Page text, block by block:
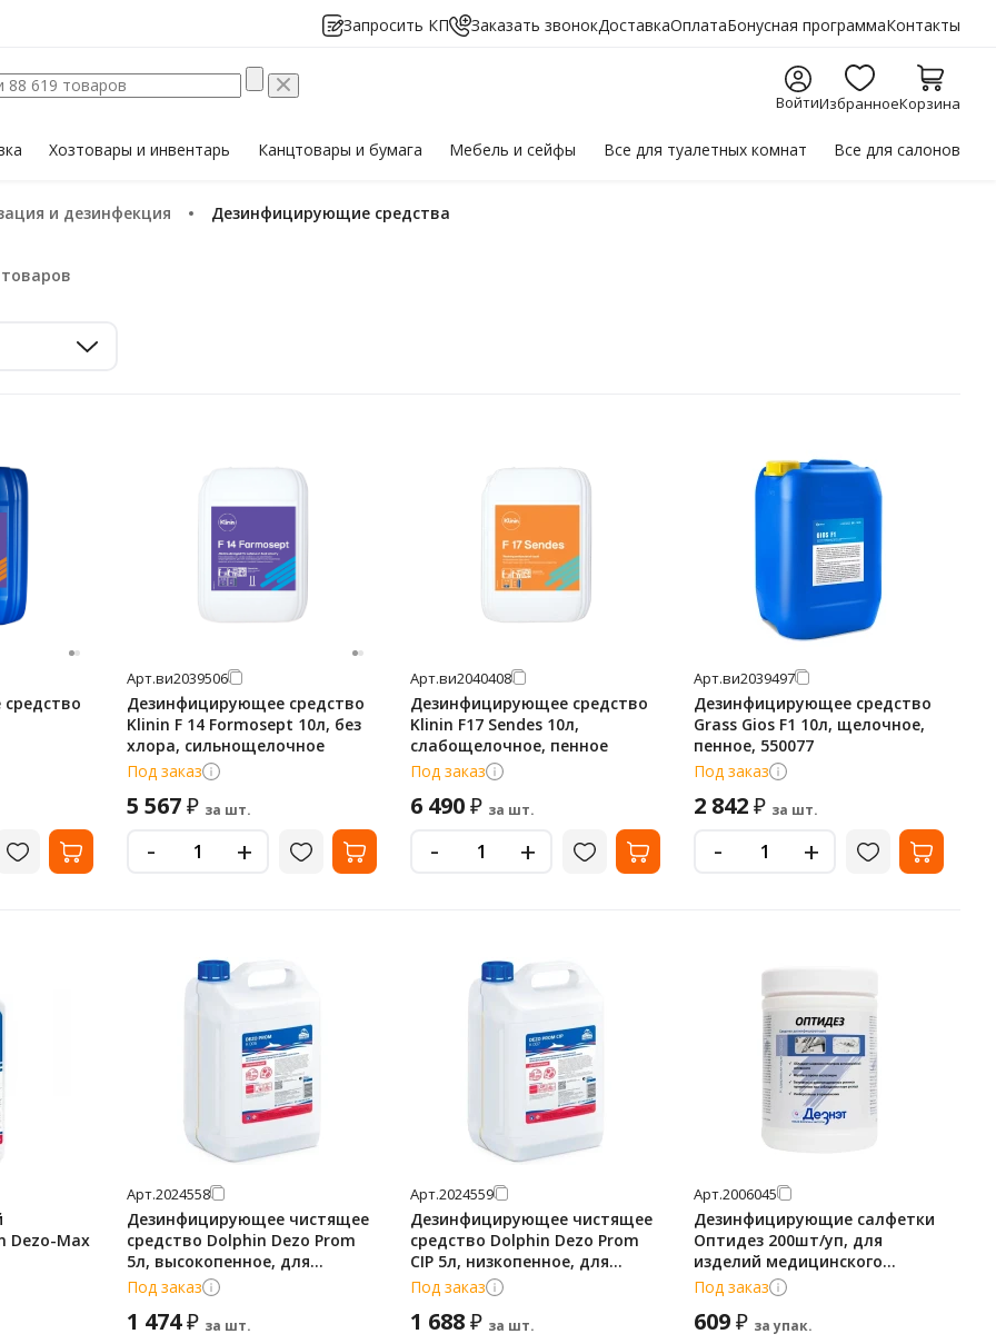
Запросить КП Заказать звонокДоставкаОплатаБонусная программаКонтакты
ВойтиИзбранноеКорзина
Хозтоварыи инвентарь Канцтовары и бумага Мебельи сейфы Все для туалетных комнат Все для салонов
и дезинфекция Дезинфицирующие средcтва
Арт.ви2039506
Дезинфицирующее средство
Klinin F 14 Formosept 10л, без
хлора, сильнощелочное
Под заказ
5 567₽ за шт.
- +
Арт.ви2040408
Дезинфицирующее средство
Klinin F17 Sendes 10л,
слабощелочное, пенное
Под заказ
6 490₽ за шт.
- +
Арт.ви2039497
Дезинфицирующее средство
Grass Gios F1 10л, щелочное,
пенное, 550077
Под заказ
2 842₽ за шт.
- +
Dezo-Max
Арт.2024558
Дезинфицирующее чистящее
средство Dolphin Dezo Prom
5л, высокопенное, для
пищевого оборудования, К006
Под заказ
1 474₽ за шт.
Арт.2024559
Дезинфицирующее чистящее
средство Dolphin Dezo Prom
CIP 5л, низкопенное, для
пищевого оборудования, K007
Под заказ
1 688₽ за шт.
Арт.2006045
Дезинфицирующие салфетки
Оптидез 200шт/уп, для
изделий медицинского
назначения
Под заказ
609₽ за упак.